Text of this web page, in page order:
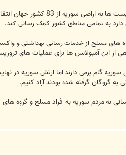
مقداد در ادامه از نقش تخریبی
به تمامی مناطق کشور کمک رسانی کند.
مسلح از خدمات رسانی بهداشتی و
از این آمبولانس ها برای عملیات های
گام برمی دارند اما ارتش سوریه در
به مردم سوریه به افراد مسلح و گروه